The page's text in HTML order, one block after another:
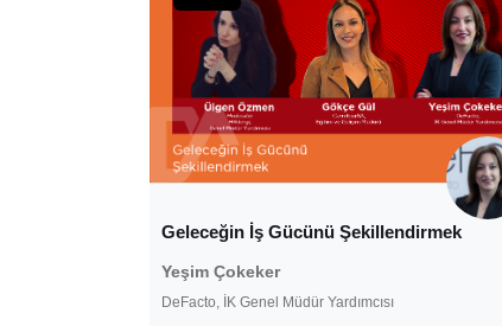
Geleceğin İş Gücünü Şekillendirmek
Yeşim Çokeker
DeFacto, İK Genel Müdür Yardımcısı